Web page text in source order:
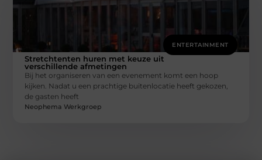
ENTERTAINMENT
Stretchtenten huren met keuze uit
verschillende afmetingen
Bij het organiseren van een evenement komt een hoop
kijken. Nadat u een prachtige buitenlocatie heeft gekozen,
de gasten heeft
Neophema Werkgroep